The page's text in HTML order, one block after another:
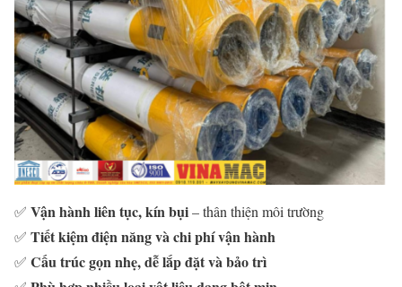
✅ Vậnhànhliêntục,kínbụi–thân thiện môi trường
✅ Tiếtkiệmđiệnnăngvàchiphívậnhành
✅ Cấutrúcgọnnhẹ,dễlắpđặtvàbảotrì